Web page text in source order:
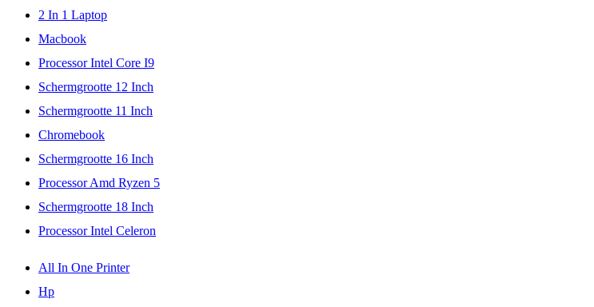
2 In 1 Laptop
Macbook
Processor Intel Core I9
Schermgrootte 12 Inch
Schermgrootte 11 Inch
Chromebook
Schermgrootte 16 Inch
Processor Amd Ryzen 5
Schermgrootte 18 Inch
Processor Intel Celeron
All In One Printer
Hp